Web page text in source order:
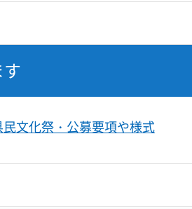
文化祭・公募要項や様式